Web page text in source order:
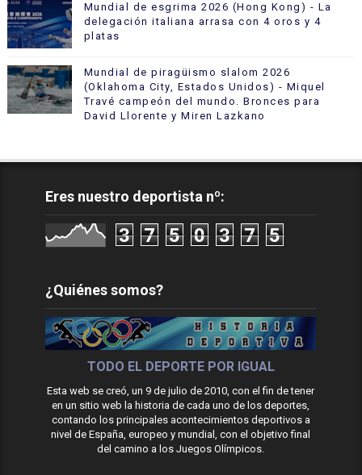
Mundial de esgrima 2026 (Hong Kong) - La
delegación italiana arrasa con 4 oros y 4
platas
Mundial de piragüismo slalom 2026
(Oklahoma City, Estados Unidos) - Miquel
Travé campeón del mundo. Bronces para
David Llorente y Miren Lazkano
Eres nuestro deportista nº:
3 7 5 0 3 7 5
¿Quiénes somos?
TODO EL DEPORTE POR IGUAL
Esta web se creó, un 9 de julio de 2010, con el fin de tener
en un sitio web la historia de cada uno de los deportes,
contando los principales acontecimientos deportivos a
nivel de España, europeo y mundial, con el objetivo final
del camino a los Juegos Olímpicos.